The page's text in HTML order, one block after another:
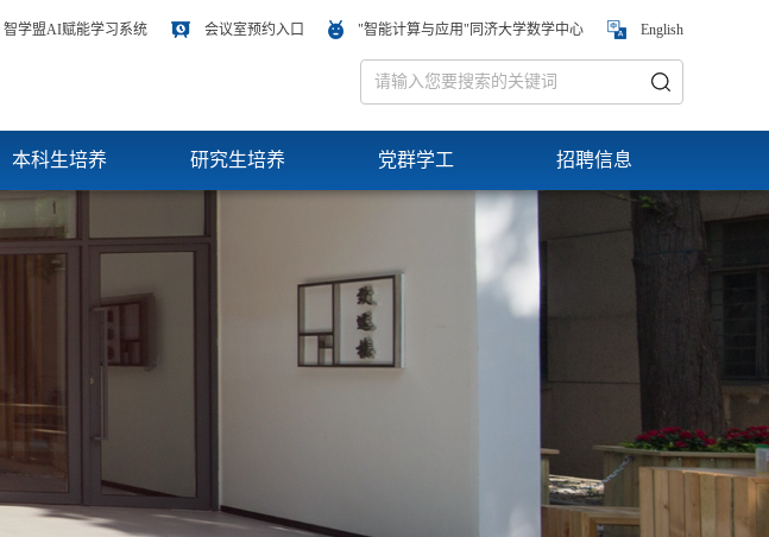
智学盟AI赋能学习系统 会议室预约入口 "智能计算与应用"同济大学数学中心 English
本科生培养 研究生培养 党群学工 招聘信息